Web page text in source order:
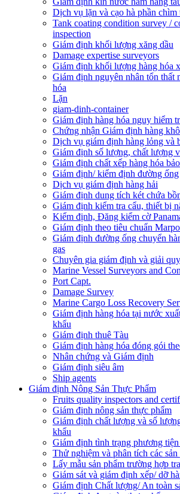
Dịch vụ lặn và cạo hà phần chìm
Tank coating condition survey /
inspection
Giám định khối lượng xăng dầu
Damage expertise surveyors
Giám định khối lượng hàng hóa
Giám định nguyên nhân tổn thất
hóa
Lặn
giam-dinh-container
Giám định hàng hóa nguy hiểm
Chứng nhận Giám định hàng khô
Dịch vụ giám định hàng lỏng và
Giám định số lượng, chất lượng
Giám định chất xếp hàng hóa
Giám định/ kiểm định đường ống
Dịch vụ giám định hàng hải
Giám định dung tích két chứa
Giám định kiểm tra cẩu, thiết bị
Kiểm định, Đăng kiểm cờ
Giám định theo tiêu chuẩn
Giám định đường ống chuyển
gas
Chuyên gia giám định và giải
Marine Vessel Surveyors and
Port Capt.
Damage Survey
Marine Cargo Loss Recovery
Giám định hàng hóa tại nước
khẩu
Giám định thuê Tàu
Giám định hàng hóa đóng gói
Nhân chứng và Giám định
Giám định siêu âm
Ship agents
Giám định Nông Sản Thực Phẩm
Fruits quality inspectors and
Giám định nông sản thực phẩm
Giám định chất lượng và số
khẩu
Giám định tình trạng phương
Thử nghiệm và phân tích các sản
Lấy mẫu sản phẩm trường hợp
Giám sát và giám định xếp/ dỡ
Giám định Chất lượng/ An toàn